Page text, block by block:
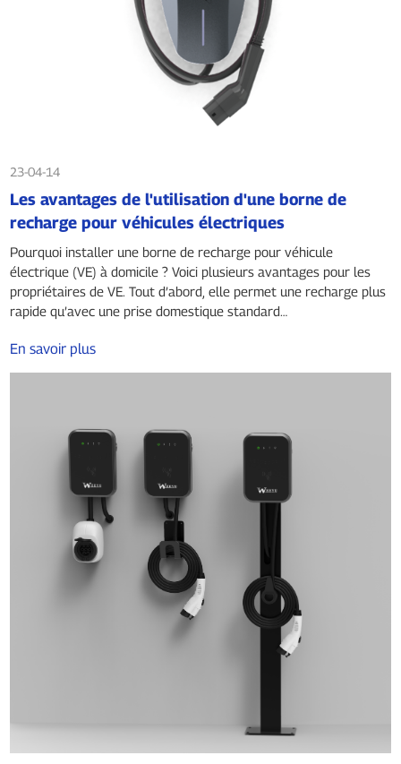
23-04-14
Les avantages de l'utilisation d'une borne de
recharge pour véhicules électriques
Pourquoi installer une borne de recharge pour véhicule
électrique (VE) à domicile ? Voici plusieurs avantages pour les
propriétaires de VE. Tout d’abord, elle permet une recharge plus
rapide qu’avec une prise domestique standard…
En savoir plus